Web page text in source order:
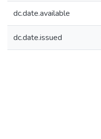
dc.date.available
dc.date.issued